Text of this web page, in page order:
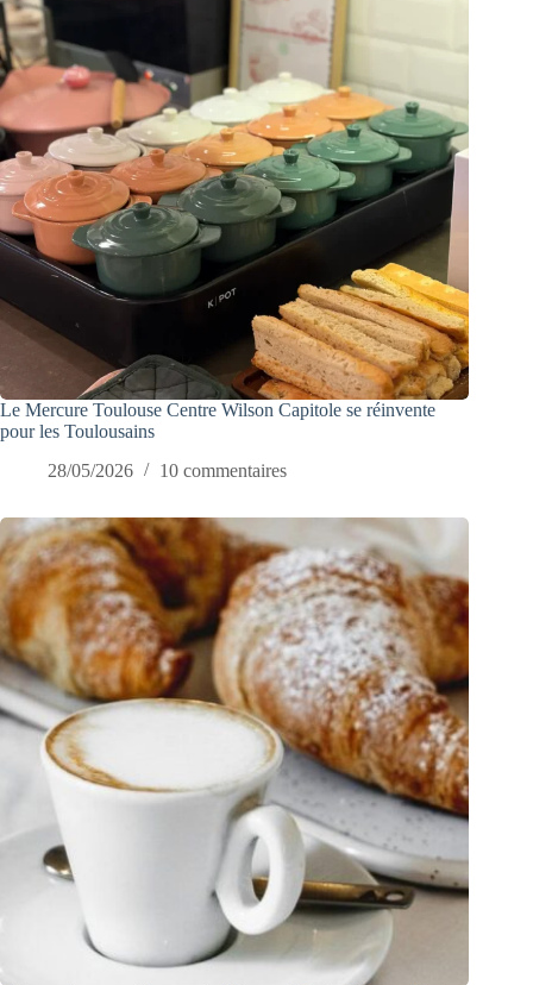
Le Mercure Toulouse Centre Wilson Capitole se réinvente
pour les Toulousains
28/05/2026
10 commentaires